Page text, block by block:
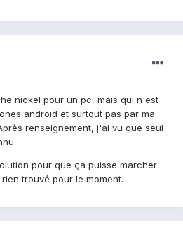
nickel pour un pc, mais qui n'est
android et surtout pas par ma
renseignement, j'ai vu que seul
pour que ça puisse marcher
trouvé pour le moment.